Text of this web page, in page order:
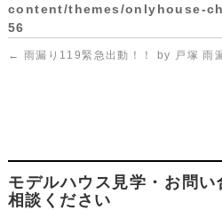
content/themes/onlyhouse-
56
← 雨漏り119緊急出動！！ by 戸塚 雨
モデルハウス見学・お問
相談ください